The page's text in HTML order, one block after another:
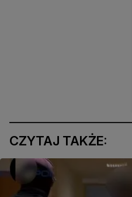
CZYTAJ TAKŻE: